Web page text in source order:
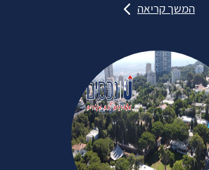
המשך קריאה